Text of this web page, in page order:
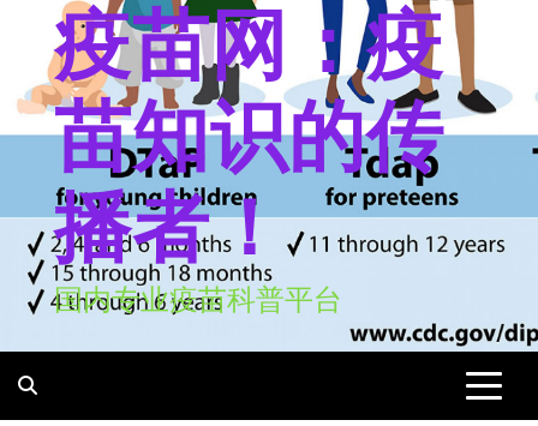
疫苗网：疫
苗知识的传
播者！
国内专业疫苗科普平台